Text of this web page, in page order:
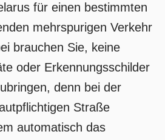
für einen bestimmten
mehrspurigen Verkehr
brauchen Sie, keine
oder Erkennungsschilder
denn bei der
Straße
automatisch das